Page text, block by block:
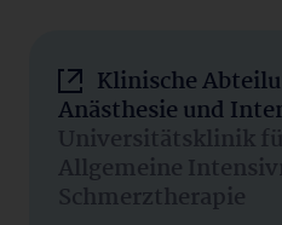
Klinische
Anästhesie und
Universitätsklinik
Allgemeine
Schmerztherapie